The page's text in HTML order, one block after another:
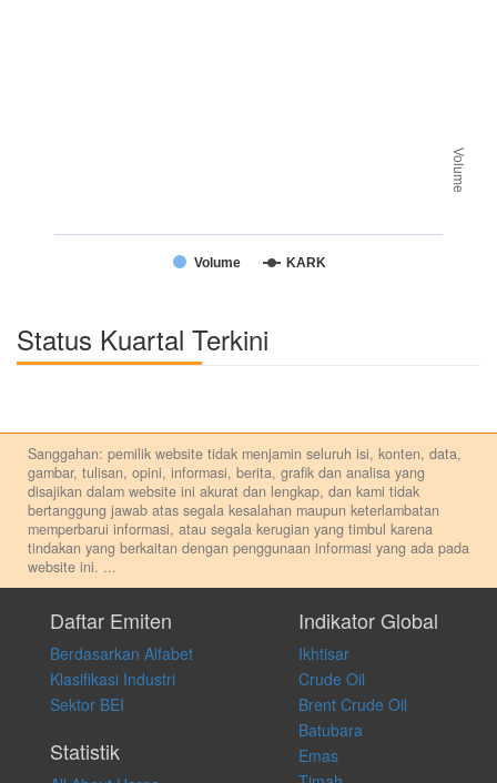
Volume
Volume KARK
Status Kuartal Terkini
Sanggahan: pemilik website tidak menjamin seluruh isi, konten, data,
gambar, tulisan, opini, informasi, berita, grafik dan analisa yang
disajikan dalam website ini akurat dan lengkap, dan kami tidak
bertanggung jawab atas segala kesalahan maupun keterlambatan
memperbarui informasi, atau segala kerugian yang timbul karena
tindakan yang berkaitan dengan penggunaan informasi yang ada pada
website ini. ...
pribadi. Kami tidak memberi anjuran, saran, rekomendasi untuk
membeli, menjual atau melakukan aktivitas lain yang terkait dengan
transaksi perdagangan apapun, dan kami tidak bertanggung jawab
atas keputusan investasi yang dilakukan dalam kondisi dan situasi
apapun juga, yang diakibatkan secara langsung maupun tidak
langsung atas konten pada website ini.
Daftar Emiten
Berdasarkan Alfabet
Klasifikasi Industri
Sektor BEI
Statistik
Indikator Global
Ikhtisar
Crude Oil
Brent Crude Oil
Batubara
Emas